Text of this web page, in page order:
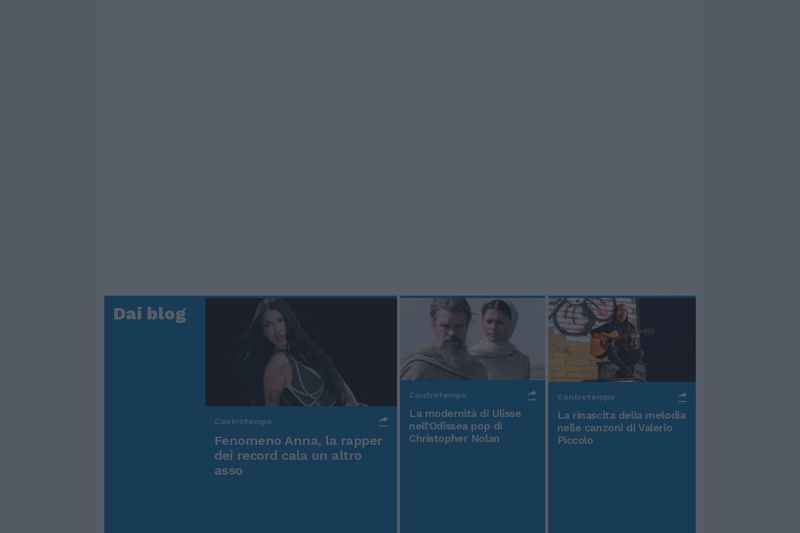
Dai blog
Controtempo
Fenomeno Anna, la rapper
dei record cala un altro
asso
Controtempo
La modernità di Ulisse
nell'Odissea pop di
Christopher Nolan
Controtempo
La rinascita della melodia
nelle canzoni di Valerio
Piccolo